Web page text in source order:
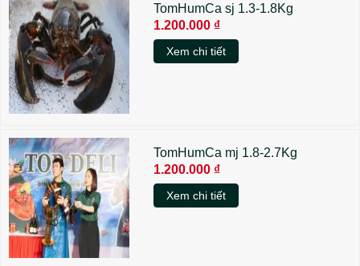
TomHumCa sj 1.3-1.8Kg
1.200.000 ₫
Xem chi tiết
TomHumCa mj 1.8-2.7Kg
1.200.000 ₫
Xem chi tiết